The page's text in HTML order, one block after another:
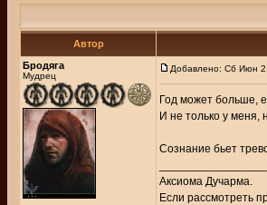
Автор
Бродяга
Мудрец
Добавлено: Сб Июн
Год может больше,
И не только у меня,
Сознание бьет
Аксиома Дучарма.
Если рассмотреть